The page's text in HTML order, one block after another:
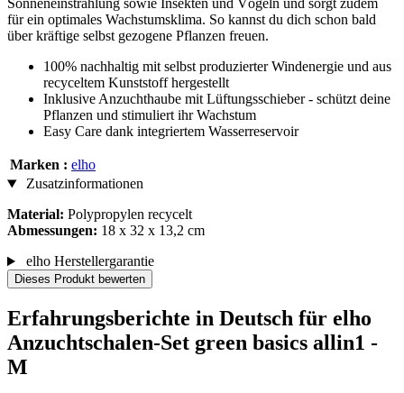
Sonneneinstrahlung sowie Insekten und Vögeln und sorgt zudem
für ein optimales Wachstumsklima. So kannst du dich schon bald
über kräftige selbst gezogene Pflanzen freuen.
100% nachhaltig mit selbst produzierter Windenergie und aus
recyceltem Kunststoff hergestellt
Inklusive Anzuchthaube mit Lüftungsschieber - schützt deine
Pflanzen und stimuliert ihr Wachstum
Easy Care dank integriertem Wasserreservoir
Marken : elho
Zusatzinformationen
Material: Polypropylen recycelt
Abmessungen: 18 x 32 x 13,2 cm
elho Herstellergarantie
Dieses Produkt bewerten
Erfahrungsberichte in Deutsch für elho
Anzuchtschalen-Set green basics allin1 -
M